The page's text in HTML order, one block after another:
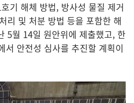
기 해체 방법, 방사성 물질 제거
리 및 처분 방법 등을 포함한 해
5월 14일 원안위에 제출했고, 한
서 안전성 심사를 추진할 계획이